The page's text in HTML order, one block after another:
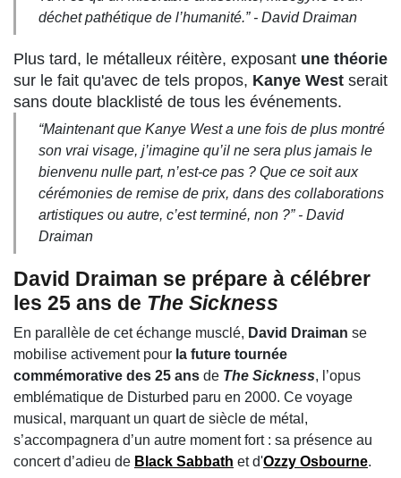
déchet pathétique de l’humanité.” - David Draiman
Plus tard, le métalleux réitère, exposant une théorie
sur le fait qu'avec de tels propos, Kanye West serait
sans doute blacklisté de tous les événements.
“Maintenant que Kanye West a une fois de plus montré
son vrai visage, j’imagine qu’il ne sera plus jamais le
bienvenu nulle part, n’est-ce pas ? Que ce soit aux
cérémonies de remise de prix, dans des collaborations
artistiques ou autre, c’est terminé, non ?” - David
Draiman
David Draiman se prépare à célébrer
les 25 ans de The Sickness
En parallèle de cet échange musclé, David Draiman se
mobilise activement pour la future tournée
commémorative des 25 ans de The Sickness, l’opus
emblématique de Disturbed paru en 2000. Ce voyage
musical, marquant un quart de siècle de métal,
s’accompagnera d’un autre moment fort : sa présence au
concert d’adieu de Black Sabbath et d'Ozzy Osbourne.